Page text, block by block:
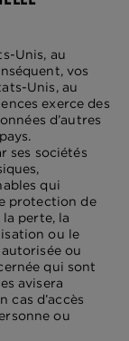
Unis, au
vos
Unis, au
exerce des
d’autres
ses sociétés
qui
protection de
perte, la
ou le
ou
qui sont
avisera
cas d’accès
ou